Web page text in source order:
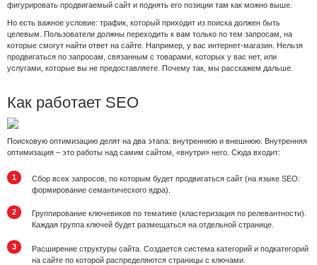
фигурировать продвигаемый сайт и поднять его позиции там как можно выше.
Но есть важное условие: трафик, который приходит из поиска должен быть
целевым. Пользователи должны переходить к вам только по тем запросам, на
которые смогут найти ответ на сайте. Например, у вас интернет-магазин. Нельзя
продвигаться по запросам, связанным с товарами, которых у вас нет, или
услугами, которые вы не предоставляете. Почему так, мы расскажем дальше.
Как работает SEO
Поисковую оптимизацию делят на два этапа: внутреннюю и внешнюю. Внутренняя
оптимизация – это работы над самим сайтом, «внутри» него. Сюда входит:
Сбор всех запросов, по которым будет продвигаться сайт (на языке SEO:
формирование семантического ядра).
Группирование ключевиков по тематике (кластеризация по релевантности).
Каждая группа ключей будет размещаться на отдельной странице.
Расширение структуры сайта. Создается система категорий и подкатегорий
на сайте по которой распределяются страницы с ключами.